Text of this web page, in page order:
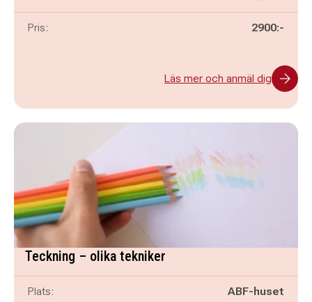
Pris: 2900:-
Läs mer och anmäl dig
Teckning – olika tekniker
Plats:
ABF-huset